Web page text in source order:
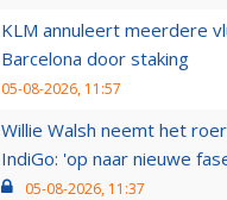
KLM annuleert meerdere
Barcelona door staking
05-08-2026, 11:57
Willie Walsh neemt het
IndiGo: 'op naar nieuwe
05-08-2026, 11:37